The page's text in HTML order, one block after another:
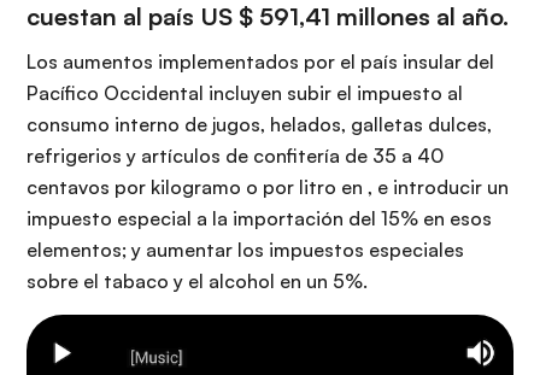
cuestan al país US $ 591,41 millones al año.
Los aumentos implementados por el país insular del
Pacífico Occidental incluyen subir el impuesto al
consumo interno de jugos, helados, galletas dulces,
refrigerios y artículos de confitería de 35 a 40
centavos por kilogramo o por litro en , e introducir un
impuesto especial a la importación del 15% en esos
elementos; y aumentar los impuestos especiales
sobre el tabaco y el alcohol en un 5%.